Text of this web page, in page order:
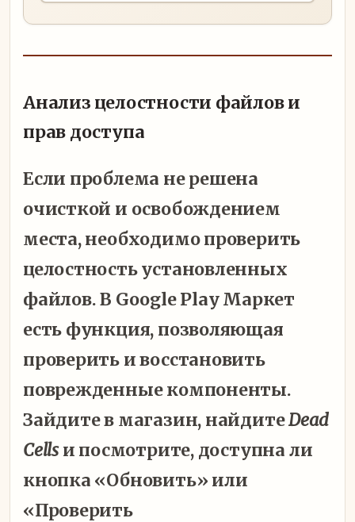
Анализ целостности файлов и
прав доступа
Если проблема не решена
очисткой и освобождением
места, необходимо проверить
целостность установленных
файлов. В Google Play Маркет
есть функция, позволяющая
проверить и восстановить
поврежденные компоненты.
Зайдите в магазин, найдитеDead
Cellsи посмотрите, доступна ли
кнопка «Обновить» или
«Проверить